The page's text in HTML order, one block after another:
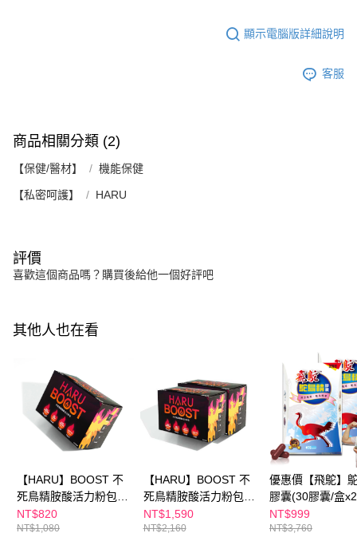
顯示電腦版詳細說明
客服
商品相關分類 (2)
【保健/醫材】 機能保健
【私密呵護】 HARU
評價
喜歡這個商品嗎？購買後給他一個好評吧
其他人也在看
【HARU】BOOST 不
死鳥精胺酸活力粉包
7.5g x20條/盒
NT$820
NT$1,080
【HARU】BOOST 不
死鳥精胺酸活力粉包
7.5g x20條/盒x2
NT$1,590
NT$2,160
優惠價【飛鴕】
膠囊(30膠囊/盒
NT$999
NT$3,760